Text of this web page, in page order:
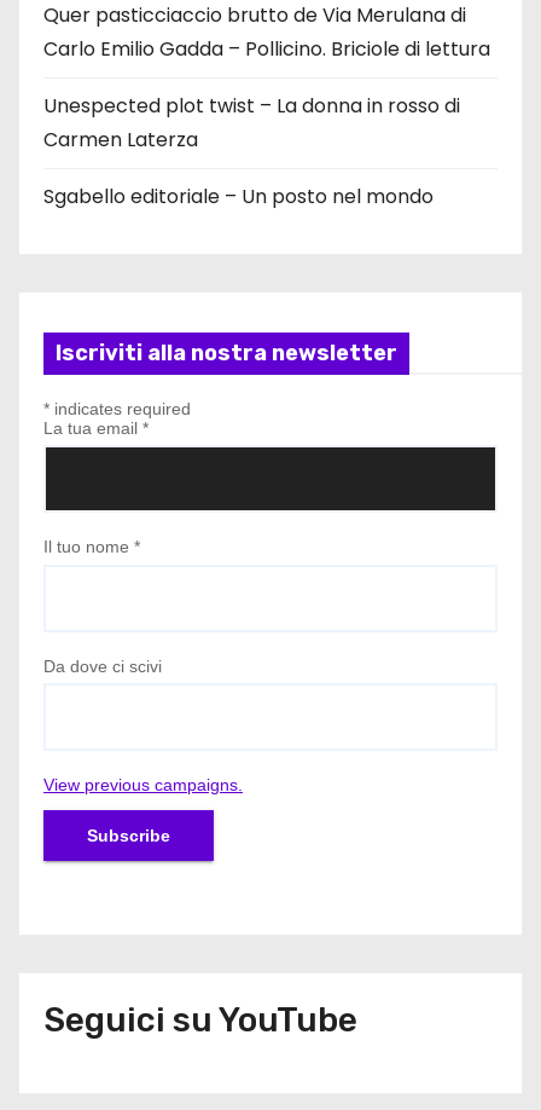
Quer pasticciaccio brutto de Via Merulana di
Carlo Emilio Gadda – Pollicino. Briciole di lettura
Unespected plot twist – La donna in rosso di
Carmen Laterza
Sgabello editoriale – Un posto nel mondo
Iscriviti alla nostra newsletter
* indicates required
La tua email *
Il tuo nome *
Da dove ci scivi
View previous campaigns.
Seguici su YouTube